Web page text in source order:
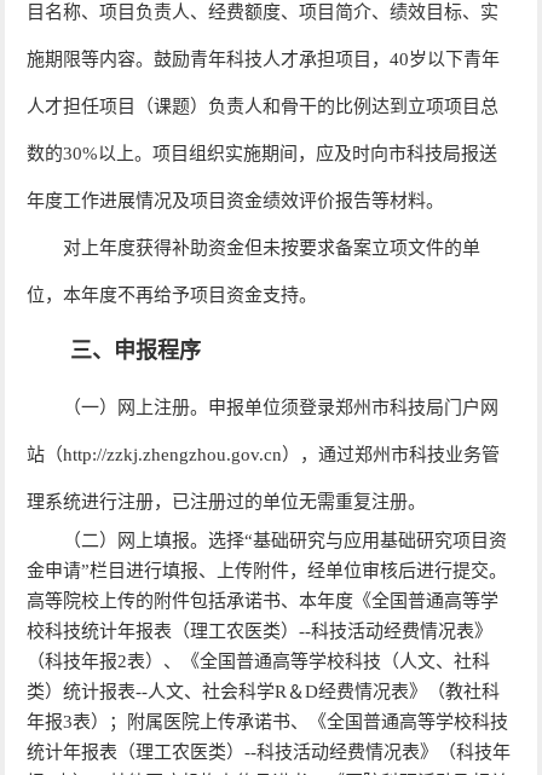
目名称、项目负责人、经费额度、项目简介、绩效目标、实
施期限等内容。鼓励青年科技人才承担项目，40岁以下青年
人才担任项目（课题）负责人和骨干的比例达到立项项目总
数的30%以上。项目组织实施期间，应及时向市科技局报送
年度工作进展情况及项目资金绩效评价报告等材料。
对上年度获得补助资金但未按要求备案立项文件的单
位，本年度不再给予项目资金支持。
三、申报程序
（一）网上注册。申报单位须登录郑州市科技局门户网
站（http://zzkj.zhengzhou.gov.cn），通过郑州市科技业务管
理系统进行注册，已注册过的单位无需重复注册。
（二）网上填报。选择“基础研究与应用基础研究项目资
金申请”栏目进行填报、上传附件，经单位审核后进行提交。
高等院校上传的附件包括承诺书、本年度《全国普通高等学
校科技统计年报表（理工农医类）--科技活动经费情况表》
（科技年报2表）、《全国普通高等学校科技（人文、社科
类）统计报表--人文、社会科学R ＆D经费情况表》（教社科
年报3表）；附属医院上传承诺书、《全国普通高等学校科技
统计年报表（理工农医类）--科技活动经费情况表》（科技年